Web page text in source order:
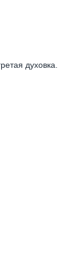
духовка.